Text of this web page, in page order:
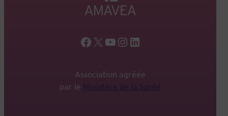
Facebook X YouTube Instagram LinkedIn
Association agréée
par le Ministère de la Santé